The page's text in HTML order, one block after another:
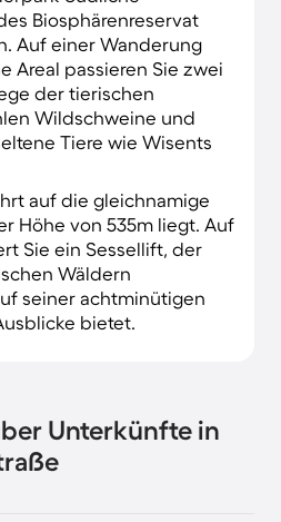
Biosphärenreservat
Auf einer Wanderung
Areal passieren Sie zwei
der tierischen
Wildschweine und
Tiere wie Wisents
auf die gleichnamige
Höhe von 535m liegt. Auf
Sie ein Sessellift, der
Wäldern
seiner achtminütigen
bietet.
Unterkünfte in